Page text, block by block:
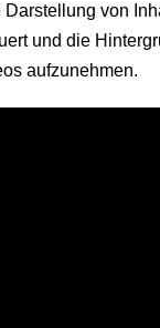
Darstellung von
und die
aufzunehmen.